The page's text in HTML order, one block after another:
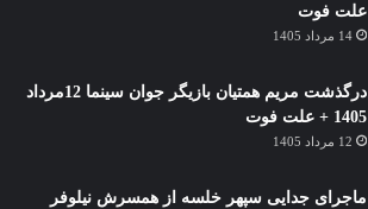
علت فوت
14 مرداد 1405
درگذشت مریم همتیان بازیگر جوان سینما 12مرداد
1405 + علت فوت
12 مرداد 1405
ماجرای جدایی سپهر خلسه از همسرش نیلوفر